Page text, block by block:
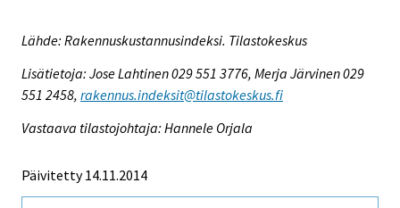
Lähde: Rakennuskustannusindeksi. Tilastokeskus
Lisätietoja: Jose Lahtinen 029 551 3776, Merja Järvinen 029
551 2458, rakennus.indeksit@tilastokeskus.fi
Vastaava tilastojohtaja: Hannele Orjala
Päivitetty 14.11.2014